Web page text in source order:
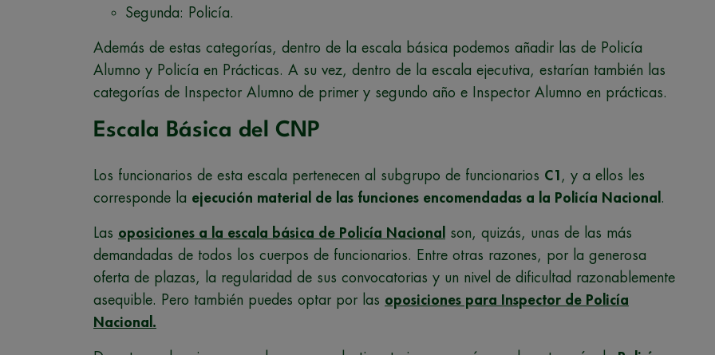
Segunda: Policía.
Además de estas categorías, dentro de la escala básica podemos añadir las de Policía
Alumno y Policía en Prácticas. A su vez, dentro de la escala ejecutiva, estarían también las
categorías de Inspector Alumno de primer y segundo año e Inspector Alumno en prácticas.
Escala Básica del CNP
Los funcionarios de esta escala pertenecen al subgrupo de funcionarios C1 , y a ellos les
corresponde la ejecución material de las funciones encomendadas a la Policía Nacional .
Las oposiciones a la escala básica de Policía Nacional
son, quizás, unas de las más
demandadas de todos los cuerpos de funcionarios. Entre otras razones, por la generosa
oferta de plazas, la regularidad de sus convocatorias y un nivel de dificultad razonablemente
asequible. Pero también puedes optar por las oposiciones para Inspector de Policía
Nacional.